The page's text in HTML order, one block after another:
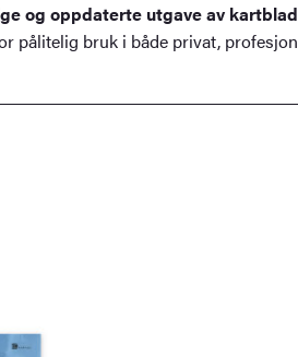
og oppdaterte utgave av
pålitelig bruk i både privat,